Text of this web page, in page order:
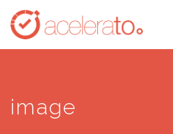
Skip
main
image